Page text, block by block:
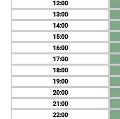
12
13
14
15
16
17
18
19
20
21
22